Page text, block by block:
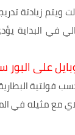
أعلى من 5.1 فولت ويتم
على البور
فولتية
مع مثيله في